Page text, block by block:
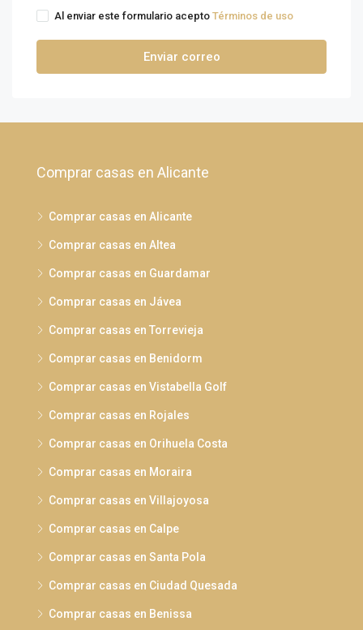
Al enviar este formulario acepto Términos de uso
Enviar correo
Comprar casas en Alicante
Comprar casas en Alicante
Comprar casas en Altea
Comprar casas en Guardamar
Comprar casas en Jávea
Comprar casas en Torrevieja
Comprar casas en Benidorm
Comprar casas en Vistabella Golf
Comprar casas en Rojales
Comprar casas en Orihuela Costa
Comprar casas en Moraira
Comprar casas en Villajoyosa
Comprar casas en Calpe
Comprar casas en Santa Pola
Comprar casas en Ciudad Quesada
Comprar casas en Benissa